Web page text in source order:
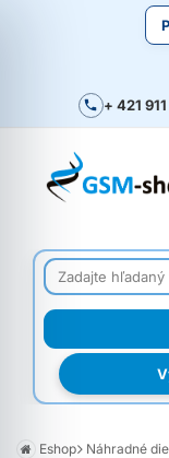
+ 421
Eshop Náhradné